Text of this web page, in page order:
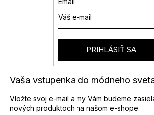
Vaša vstupenka do módneho sveta
Vložte svoj e-mail a my Vám budeme
nových produktoch na našom e-shope.
PRIHLÁSIŤ SA